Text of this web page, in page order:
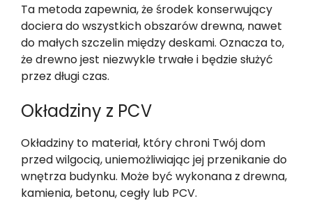
Ta metoda zapewnia, że środek konserwujący
dociera do wszystkich obszarów drewna, nawet
do małych szczelin między deskami. Oznacza to,
że drewno jest niezwykle trwałe i będzie służyć
przez długi czas.
Okładziny z PCV
Okładziny to materiał, który chroni Twój dom
przed wilgocią, uniemożliwiając jej przenikanie do
wnętrza budynku. Może być wykonana z drewna,
kamienia, betonu, cegły lub PCV.